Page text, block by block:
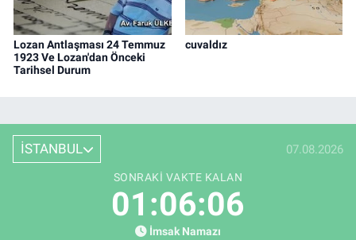
Lozan Antlaşması 24 Temmuz
1923 Ve Lozan'dan Önceki
Tarihsel Durum
cuvaldız
İSTANBUL 07.08.2026
SONRAKI VAKTE KALAN
01:06:05
İmsak Namazı